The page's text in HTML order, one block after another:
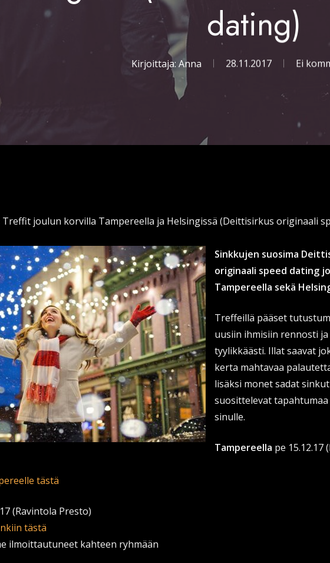
dating)
Kirjoittaja: Anna 28.11.2017 Ei
Treffit joulun korvilla Tampereella ja Helsingissä (Deittisirkus originaali
Sinkkujen suosima
originaali speed dating
Tampereella sekä
Treffeillä pääset
uusiin ihmisiin rennosti ja
tyylikkäästi. Illat saavat
kerta mahtavaa
lisäksi monet sadat sinkut
suosittelevat
sinulle.
Tampereella pe 15.12.17
tästä
(Ravintola Presto)
tästä
ilmoittautuneet kahteen ryhmään